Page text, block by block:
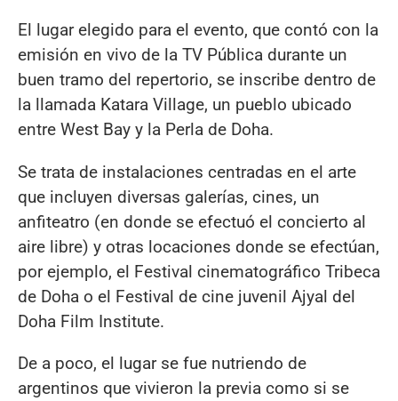
El lugar elegido para el evento, que contó con la
emisión en vivo de la TV Pública durante un
buen tramo del repertorio, se inscribe dentro de
la llamada Katara Village, un pueblo ubicado
entre West Bay y la Perla de Doha.
Se trata de instalaciones centradas en el arte
que incluyen diversas galerías, cines, un
anfiteatro (en donde se efectuó el concierto al
aire libre) y otras locaciones donde se efectúan,
por ejemplo, el Festival cinematográfico Tribeca
de Doha o el Festival de cine juvenil Ajyal del
Doha Film Institute.
De a poco, el lugar se fue nutriendo de
argentinos que vivieron la previa como si se